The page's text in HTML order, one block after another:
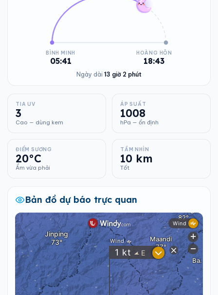
BÌNH MINH
05:41
HOÀNG HÔN
18:43
Ngày dài 13 giờ 2 phút
TIA UV
3
Cao — dùng kem
ÁP SUẤT
1008
hPa — ổn định
ĐIỂM SƯƠNG
20°C
Ẩm vừa phải
TẦM NHÌN
10 km
Tốt
Bản đồ dự báo trực quan